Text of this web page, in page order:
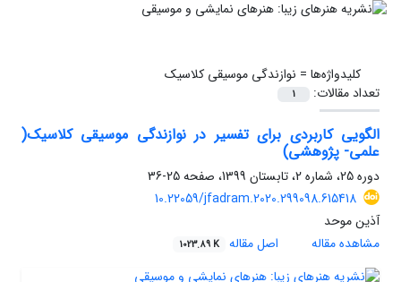
کلیدواژه‌ها = نوازندگی موسیقی کلاسیک
تعداد مقالات:
1
الگویی کاربردی برای تفسیر در نوازندگی موسیقی کلاسیک(
علمی- پژوهشی)
دوره 25، شماره 2، تابستان 1399، صفحه
25-36
10.22059/jfadram.2020.299098.615418
آذین موحد
مشاهده مقاله
اصل مقاله 1023.89 K